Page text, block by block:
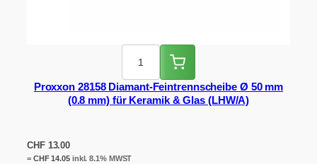
Proxxon 28158 Diamant-Feintrennscheibe Ø 50 mm
(0.8 mm) für Keramik & Glas (LHW/A)
CHF13.00
= CHF14.05inkl. 8.1% MWST